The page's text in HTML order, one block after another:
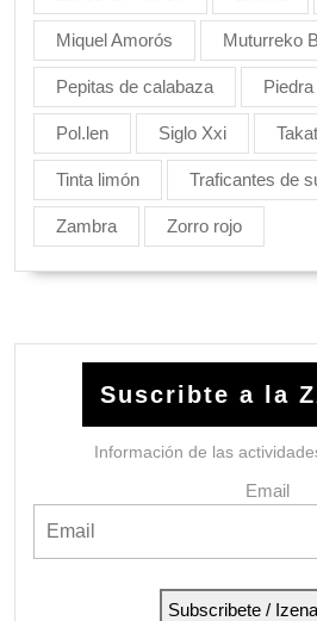
Miquel Amorós Muturreko
Pepitas de calabaza
Pol.len Siglo Xxi
Tinta limón Traficantes de
Zambra Zorro rojo
Suscribte a la
Información de las
Email
Subscribete /